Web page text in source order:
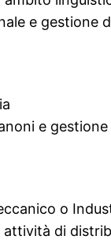
e gestione
e
o
attività di